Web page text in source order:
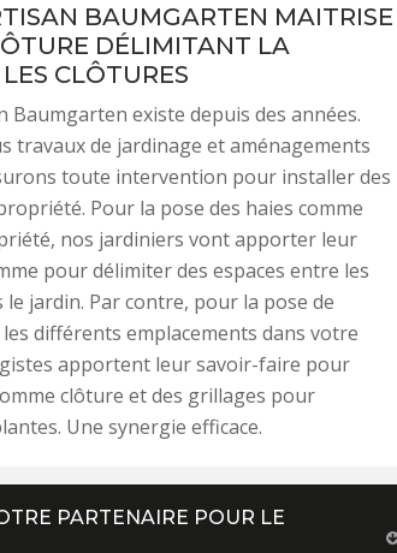
BAUMGARTEN MAITRISE
DÉLIMITANT LA
CLÔTURES
Baumgarten existe depuis des années.
travaux de jardinage et aménagements
toute intervention pour installer des
Pour la pose des haies comme
nos jardiniers vont apporter leur
pour délimiter des espaces entre les
jardin. Par contre, pour la pose de
différents emplacements dans votre
apportent leur savoir-faire pour
clôture et des grillages pour
Une synergie efficace.
PARTENAIRE POUR LE